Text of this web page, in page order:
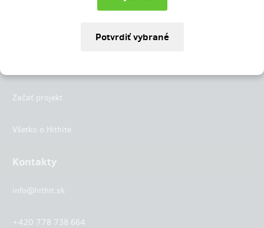
Začať projekt
Všetko o Hithite
Kontakty
info@hithit.sk
+420 778 738 664